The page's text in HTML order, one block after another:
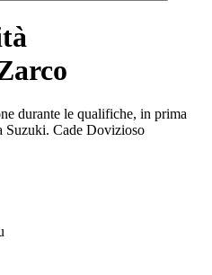
durante le qualifiche, in prima
Suzuki. Cade Dovizioso